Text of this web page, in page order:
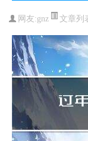
网友:gnz 文章列